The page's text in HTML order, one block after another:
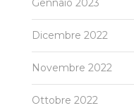
Gennaio 2023
Dicembre 2022
Novembre 2022
Ottobre 2022